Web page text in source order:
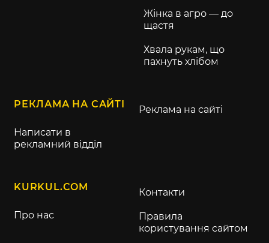
Жінка в агро — до
щастя
Хвала рукам, що
пахнуть хлібом
РЕКЛАМА НА САЙТІ
Написати в
рекламний відділ
Реклама на сайті
KURKUL.COM
Про нас
Контакти
Правила
користування сайтом